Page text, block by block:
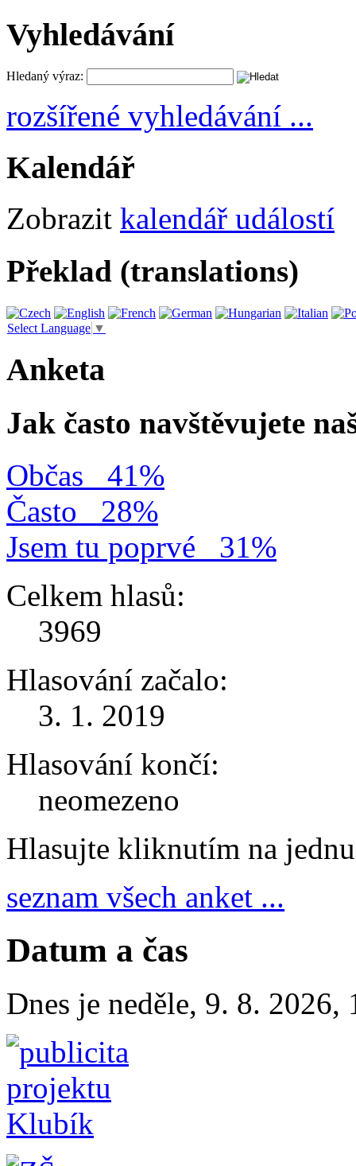
Vyhledávání
Hledaný výraz:
rozšířené vyhledávání ...
Kalendář
Zobrazit kalendář událostí
Překlad (translations)
Select Language ▼
Anketa
Jak často navštěvujete
Občas
41%
Často
28%
Jsem tu poprvé
31%
Celkem hlasů:
3969
Hlasování začalo:
3. 1. 2019
Hlasování končí:
neomezeno
Hlasujte kliknutím na
seznam všech anket ...
Datum a čas
Dnes je neděle, 9. 8. 2026,